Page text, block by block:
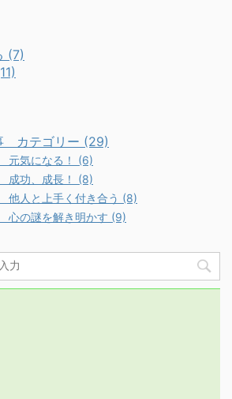
(7)
カテゴリー (29)
元気になる！ (6)
成功、成長！ (8)
他人と上手く付き合う (8)
心の謎を解き明かす (9)